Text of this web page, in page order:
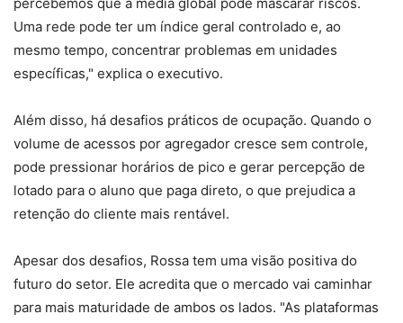
percebemos que a média global pode mascarar riscos.
Uma rede pode ter um índice geral controlado e, ao
mesmo tempo, concentrar problemas em unidades
específicas," explica o executivo.
Além disso, há desafios práticos de ocupação. Quando o
volume de acessos por agregador cresce sem controle,
pode pressionar horários de pico e gerar percepção de
lotado para o aluno que paga direto, o que prejudica a
retenção do cliente mais rentável.
Apesar dos desafios, Rossa tem uma visão positiva do
futuro do setor. Ele acredita que o mercado vai caminhar
para mais maturidade de ambos os lados. "As plataformas